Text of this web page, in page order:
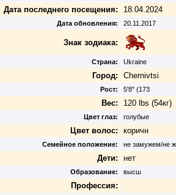
Дата последнего посещения: 18.04.2024
Дата обновления: 20.11.2017
Знак зодиака:
Страна: Ukraine
Город: Chernivtsi
Рост: 5'8" (173
Вес: 120 lbs (54кг)
Цвет глаз: голубые
Цвет волос: коричн
Семейное положение: не замужем/не
Дети: нет
Образование: высш
Профессия: